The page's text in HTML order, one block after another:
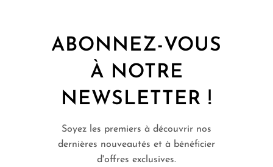
ABONNEZ-VOUS
À NOTRE
NEWSLETTER !
Soyez les premiers à découvrir nos
dernières nouveautés et à bénéficier
d'offres exclusives.